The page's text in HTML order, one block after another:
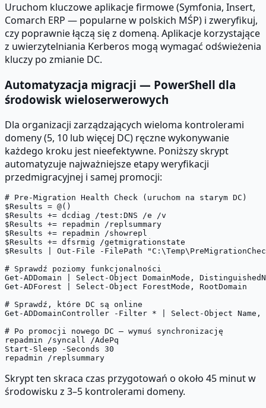
Uruchom kluczowe aplikacje firmowe (Symfonia, Insert,
Comarch ERP — popularne w polskich MŚP) i zweryfikuj,
czy poprawnie łączą się z domeną. Aplikacje korzystające
z uwierzytelniania Kerberos mogą wymagać odświeżenia
kluczy po zmianie DC.
Automatyzacja migracji — PowerShell dla
środowisk wieloserwerowych
Dla organizacji zarządzających wieloma kontrolerami
domeny (5, 10 lub więcej DC) ręczne wykonywanie
każdego kroku jest nieefektywne. Poniższy skrypt
automatyzuje najważniejsze etapy weryfikacji
przedmigracyjnej i samej promocji:
# Pre-Migration Health Check (uruchom na starym DC)
$Results = @()
$Results += dcdiag /test:DNS /e /v
$Results += repadmin /replsummary
$Results += repadmin /showrepl
$Results += dfsrmig /getmigrationstate
$Results | Out-File -FilePath
# Sprawdź poziomy funkcjonalności
Get-ADDomain | Select-Object DomainMode,
Get-ADForest | Select-Object ForestMode, RootDomain
# Sprawdź, które DC są online
Get-ADDomainController -Filter * | Select-Object
# Po promocji nowego DC — wymuś synchronizację
repadmin /syncall /AdePq
Start-Sleep -Seconds 30
Skrypt ten skraca czas przygotowań o około 45 minut w
środowisku z 3–5 kontrolerami domeny.